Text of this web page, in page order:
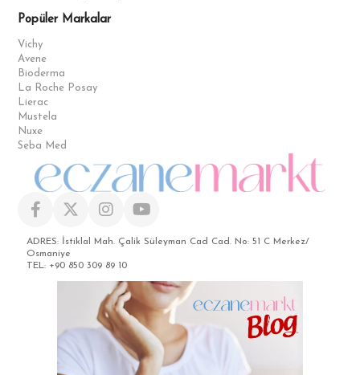
Popüler Markalar
Vichy
Avene
Bioderma
La Roche Posay
Lierac
Mustela
Nuxe
Seba Med
ADRES: İstiklal Mah. Çalik Süleyman Cad Cad. No: 51 C Merkez/
Osmaniye
TEL: +90 850 309 89 10